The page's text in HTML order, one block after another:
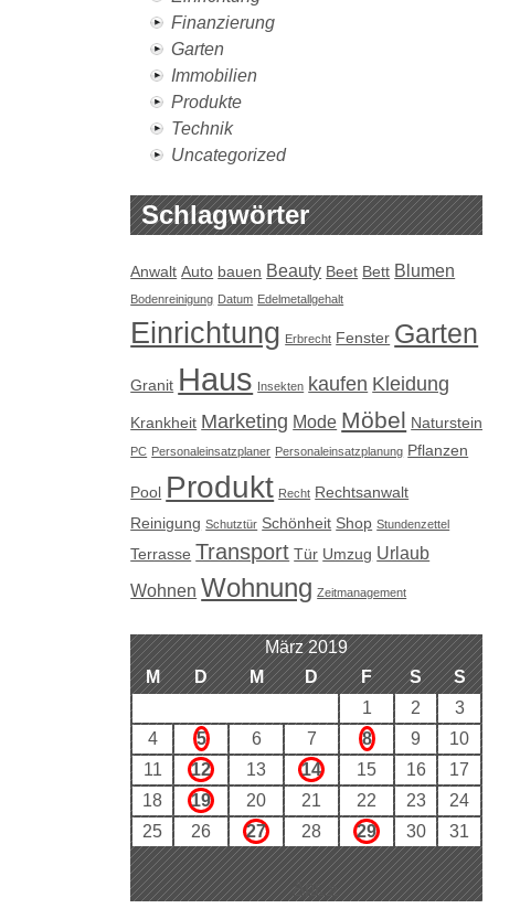
Finanzierung
Garten
Immobilien
Produkte
Technik
Uncategorized
Schlagwörter
Anwalt Auto bauen Beauty Beet Bett Blumen
Bodenreinigung Datum Edelmetallgehalt
Einrichtung Erbrecht Fenster Garten
Granit Haus Insekten kaufen Kleidung
Krankheit Marketing Mode Möbel Naturstein
PC Personaleinsatzplaner Personaleinsatzplanung Pflanzen
Pool Produkt Recht Rechtsanwalt
Reinigung Schutztür Schönheit Shop Stundenzettel
Terrasse Transport Tür Umzug Urlaub
Wohnen Wohnung Zeitmanagement
März 2019
M
D M D F S
S
1
2
3
4
5 6 7 8 9
10
11
12 13 14 15 16
17
18
19 20 21 22 23
24
25
26 27 28 29 30 31
Apr. »